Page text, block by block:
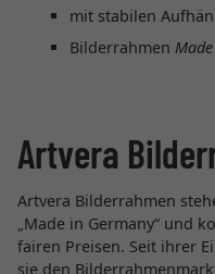
mit stabilen
Bilderrahmen
Artvera
Artvera Bilderrahmen
„Made in Germany“ und
fairen Preisen. Seit ihrer
sie den